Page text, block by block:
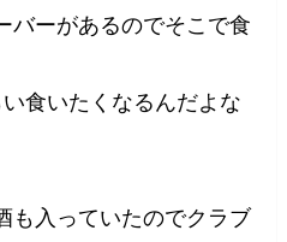
バーがあるのでそこで食
食いたくなるんだよな
も入っていたのでクラブ